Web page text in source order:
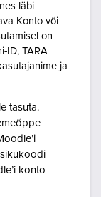
läbi
Konto või
on
ID, TARA
ja
tasuta.
konto